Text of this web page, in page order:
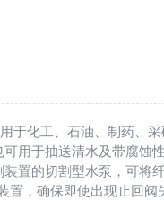
于化工、石油、制药、采
用于抽送清水及带腐蚀性
置的切割型水泵，可将
，确保即使出现止回阀